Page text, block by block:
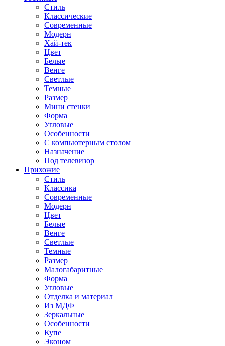
Стиль
Классические
Современные
Модерн
Хай-тек
Цвет
Белые
Венге
Светлые
Темные
Размер
Мини стенки
Форма
Угловые
Особенности
С компьютерным столом
Назначение
Под телевизор
Прихожие
Стиль
Классика
Современные
Модерн
Цвет
Белые
Венге
Светлые
Темные
Размер
Малогабаритные
Форма
Угловые
Отделка и материал
Из МДФ
Зеркальные
Особенности
Купе
Эконом